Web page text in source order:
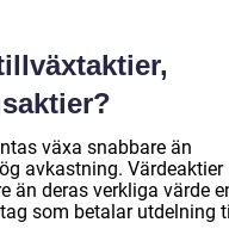
växa snabbare än
avkastning. Värdeaktier
än deras verkliga värde
som betalar utdelning